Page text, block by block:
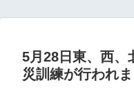
5月28日東、西、
災訓練が行われ